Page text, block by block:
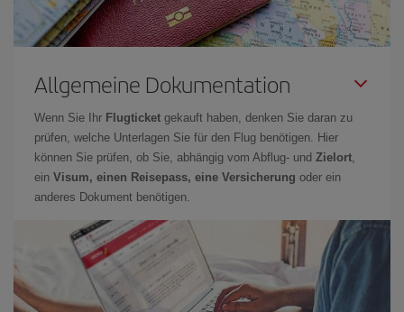
Allgemeine Dokumentation
Wenn Sie Ihr Flugticket gekauft haben, denken Sie daran zu
prüfen, welche Unterlagen Sie für den Flug benötigen. Hier
können Sie prüfen, ob Sie, abhängig vom Abflug- und Zielort,
ein Visum, einen Reisepass, eine Versicherung oder ein
anderes Dokument benötigen.